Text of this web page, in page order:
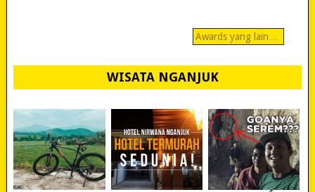
Awards yang lain…
WISATA NGANJUK
REVIEW POLYGON MURAH BANGET! WISATA NGANJUK: